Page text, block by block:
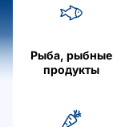
Рыба, рыбные
продукты